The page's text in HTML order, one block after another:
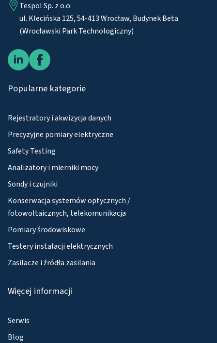
Tespol Sp. z o.o.
ul. Klecińska 125, 54-413 Wrocław, Budynek Beta
(Wrocławski Park Technologiczny)
Popularne kategorie
Rejestratory i akwizycja danych
Precyzyjne pomiary elektryczne
Safety Testing
Analizatory i mierniki mocy
Sondy i czujniki
Konserwacja systemów optycznych /
fotowoltaicznych, telekomunikacja
Pomiary środowiskowe
Testery instalacji elektrycznych
Zasilacze i źródła zasilania
Więcej informacji
Serwis
Blog